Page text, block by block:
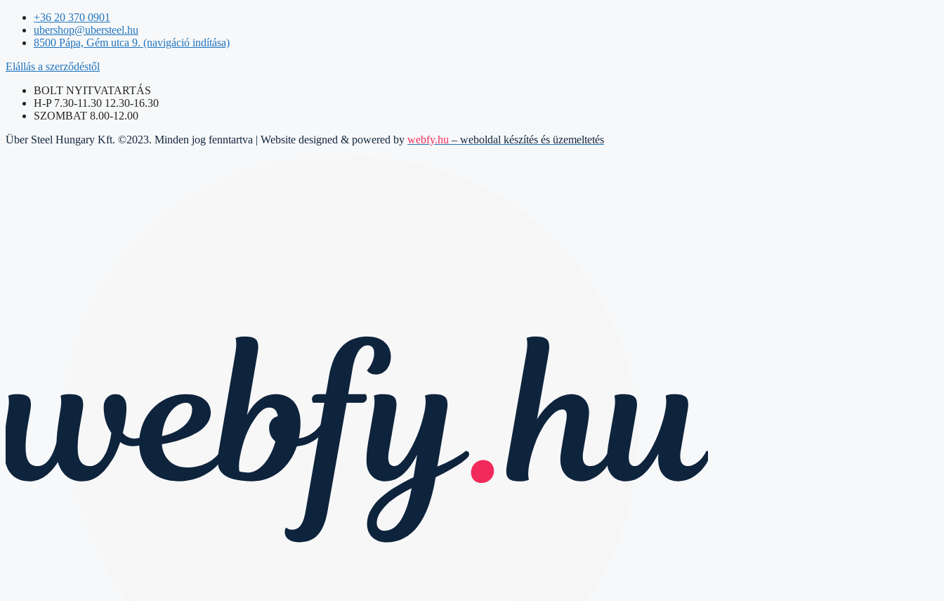
+36 20 370 0901
ubershop@ubersteel.hu
8500 Pápa, Gém utca 9. (navigáció indítása)
Elállás a szerződéstől
BOLT NYITVATARTÁS
H-P 7.30-11.30 12.30-16.30
SZOMBAT 8.00-12.00
Über Steel Hungary Kft. ©2023. Minden jog fenntartva | Website designed & powered by webfy.hu – weboldal készítés és üzemeltetés